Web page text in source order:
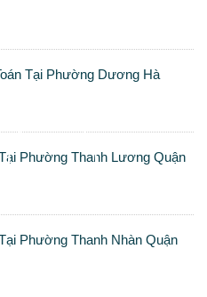
Tại Phường Dương Hà
Phường Thanh Lương Quận
Phường Thanh Nhàn Quận